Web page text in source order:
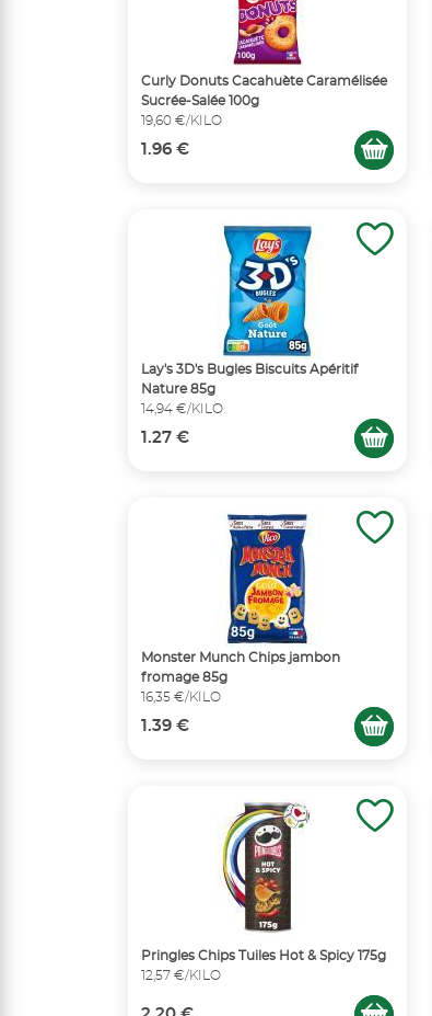
Curly Donuts Cacahuète Caramélisée
Sucrée-Salée 100g
19,60 €/KILO
1.96 €
Lay's 3D's Bugles Biscuits Apéritif
Nature 85g
14,94 €/KILO
1.27 €
Monster Munch Chips jambon
fromage 85g
16,35 €/KILO
1.39 €
Pringles Chips Tuiles Hot & Spicy 175g
12,57 €/KILO